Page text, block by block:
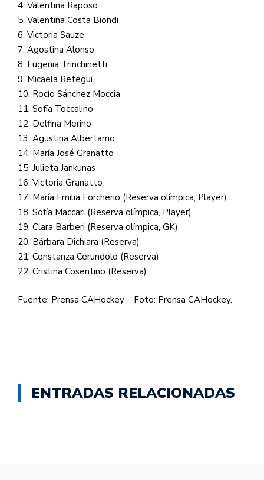
4. Valentina Raposo
5. Valentina Costa Biondi
6. Victoria Sauze
7. Agostina Alonso
8. Eugenia Trinchinetti
9. Micaela Retegui
10. Rocío Sánchez Moccia
11. Sofía Toccalino
12. Delfina Merino
13. Agustina Albertarrio
14. María José Granatto
15. Julieta Jankunas
16. Victoria Granatto
17. María Emilia Forcherio (Reserva olímpica, Player)
18. Sofía Maccari (Reserva olímpica, Player)
19. Clara Barberi (Reserva olímpica, GK)
20. Bárbara Dichiara (Reserva)
21. Constanza Cerundolo (Reserva)
22. Cristina Cosentino (Reserva)
Fuente: Prensa CAHockey – Foto: Prensa CAHockey.
ENTRADAS RELACIONADAS